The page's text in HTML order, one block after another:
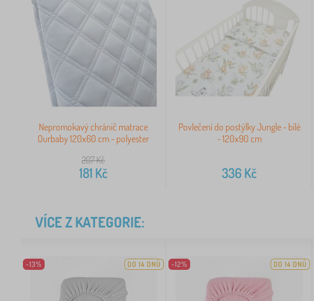
Nepromokavý chránič matrace
Ourbaby 120x60 cm - polyester
207Kč
181 Kč
Povlečení do postýlky Jungle - bílé
- 120x90 cm
336 Kč
VÍCE Z KATEGORIE:
-13% DO 14 DNŮ -12% DO 14 DNŮ